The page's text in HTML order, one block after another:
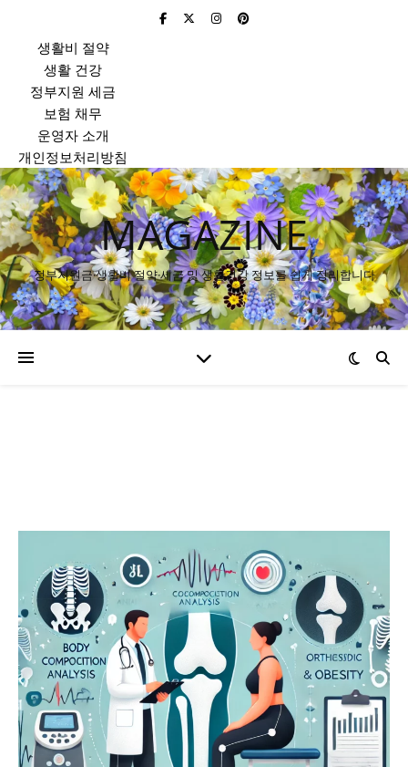
생활비 절약
생활 건강
정부지원 세금
보험 채무
운영자 소개
개인정보처리방침
MAGAZINE
정부지원금·생활비 절약·세금 및 생활건강 정보를 쉽게 정리합니다